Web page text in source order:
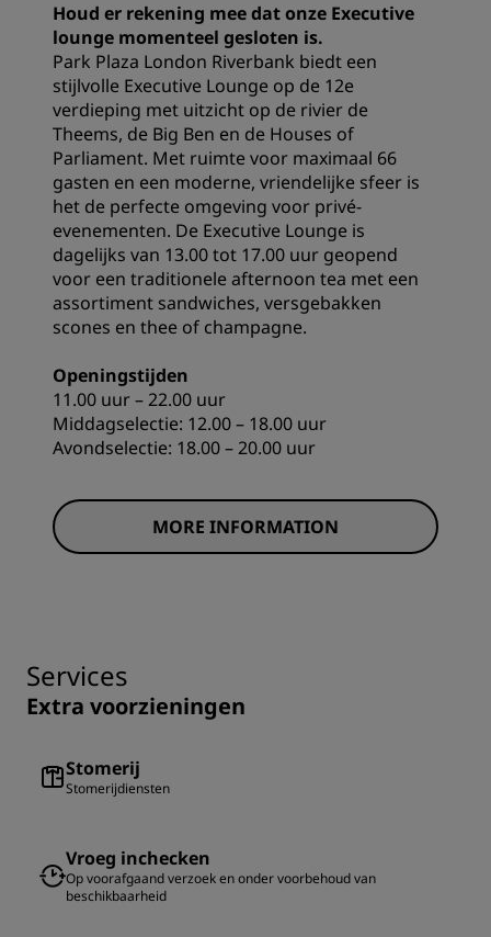
Houd er rekening mee dat onze Executive
lounge momenteel gesloten is.
Park Plaza London Riverbank biedt een
stijlvolle Executive Lounge op de 12e
verdieping met uitzicht op de rivier de
Theems, de Big Ben en de Houses of
Parliament. Met ruimte voor maximaal 66
gasten en een moderne, vriendelijke sfeer is
het de perfecte omgeving voor privé-
evenementen. De Executive Lounge is
dagelijks van 13.00 tot 17.00 uur geopend
voor een traditionele afternoon tea met een
assortiment sandwiches, versgebakken
scones en thee of champagne.
Openingstijden
11.00 uur – 22.00 uur
Middagselectie: 12.00 – 18.00 uur
Avondselectie: 18.00 – 20.00 uur
MORE INFORMATION
Services
Extra voorzieningen
Stomerij
Stomerijdiensten
Vroeg inchecken
Op voorafgaand verzoek en onder voorbehoud van
beschikbaarheid